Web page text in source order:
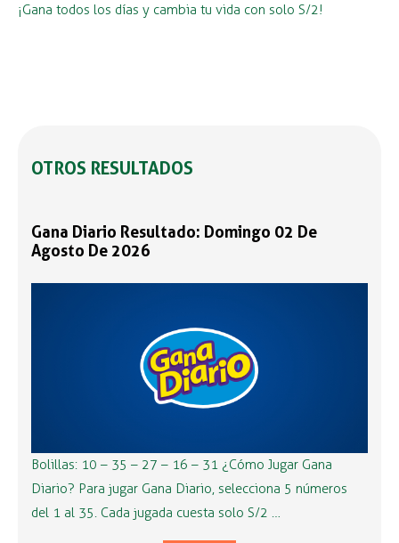
¡Gana todos los días y cambia tu vida con solo S/2!
OTROS RESULTADOS
Gana Diario Resultado: Domingo 02 De
Agosto De 2026
Bolillas: 10 – 35 – 27 – 16 – 31 ¿Cómo Jugar Gana
Diario? Para jugar Gana Diario, selecciona 5 números
del 1 al 35. Cada jugada cuesta solo S/2 …